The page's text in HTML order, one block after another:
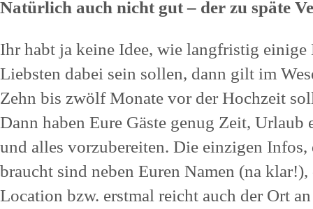
Natürlich auch nicht gut – der zu späte
Ihr habt ja keine Idee, wie langfristig
Liebsten dabei sein sollen, dann gilt im
Zehn bis zwölf Monate vor der Hochzeit
Dann haben Eure Gäste genug Zeit, Urlaub
und alles vorzubereiten. Die einzigen
braucht sind neben Euren Namen (na
Location bzw. erstmal reicht auch der Ort